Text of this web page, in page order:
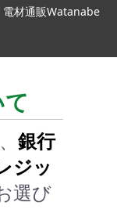
材通販Watanabe
、 銀行
ジッ
選び